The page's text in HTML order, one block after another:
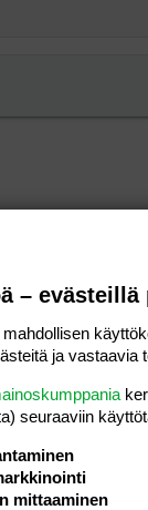
–
ja vastaavia
seuraaviin
mittaaminen